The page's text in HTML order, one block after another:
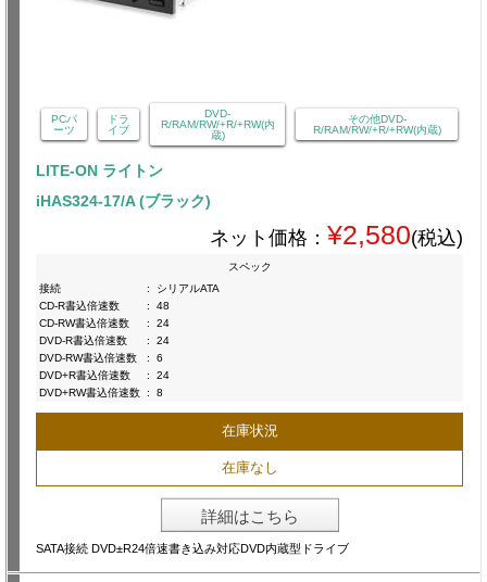
PCパ
ーツ
ドラ
イブ
DVD-
R/RAM/RW/+R/+RW(内
蔵)
その他DVD-
R/RAM/RW/+R/+RW(内蔵)
LITE-ON ライトン
iHAS324-17/A (ブラック)
ネット価格： ¥2,580(税込)
スペック
接続
:
シリアルATA
CD-R書込倍速数
:
48
CD-RW書込倍速数
:
24
DVD-R書込倍速数
:
24
DVD-RW書込倍速数
:
6
DVD+R書込倍速数
:
24
DVD+RW書込倍速数 : 8
在庫状況
在庫なし
詳細はこちら
SATA接続 DVD±R24倍速書き込み対応DVD内蔵型ドライブ